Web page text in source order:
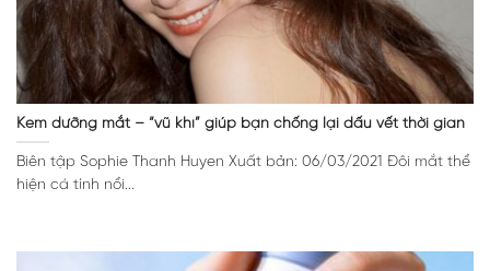
Kem dưỡng mắt – “vũ khí” giúp bạn chống lại dấu vết thời gian
Biên tập Sophie Thanh Huyen Xuất bản: 06/03/2021 Đôi mắt thể
hiện cá tính nổi...